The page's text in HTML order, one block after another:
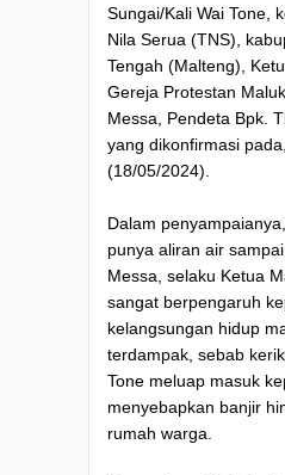
Sungai/Kali Wai Tone,
Nila Serua (TNS),
Tengah (Malteng),
Gereja Protestan
Messa, Pendeta Bpk.
yang dikonfirmasi
(18/05/2024).
Dalam
punya aliran air
Messa, selaku Ketua
sangat berpengaruh
kelangsungan hidup
terdampak, sebab
Tone meluap masuk
menyebapkan banjir
rumah warga.